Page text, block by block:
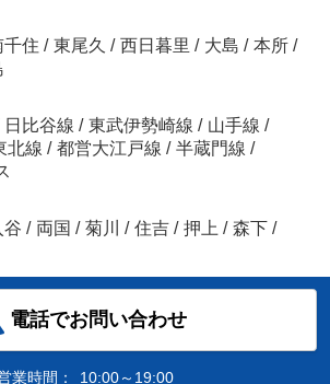
千住 / 東尾久 / 西日暮里 / 大島 / 本所 /
日比谷線 / 東武伊勢崎線 / 山手線 /
北線 / 都営大江戸線 / 半蔵門線 /
谷 / 両国 / 菊川 / 住吉 / 押上 / 森下 /
電話でお問い合わせ
業時間：
10:00～19:00